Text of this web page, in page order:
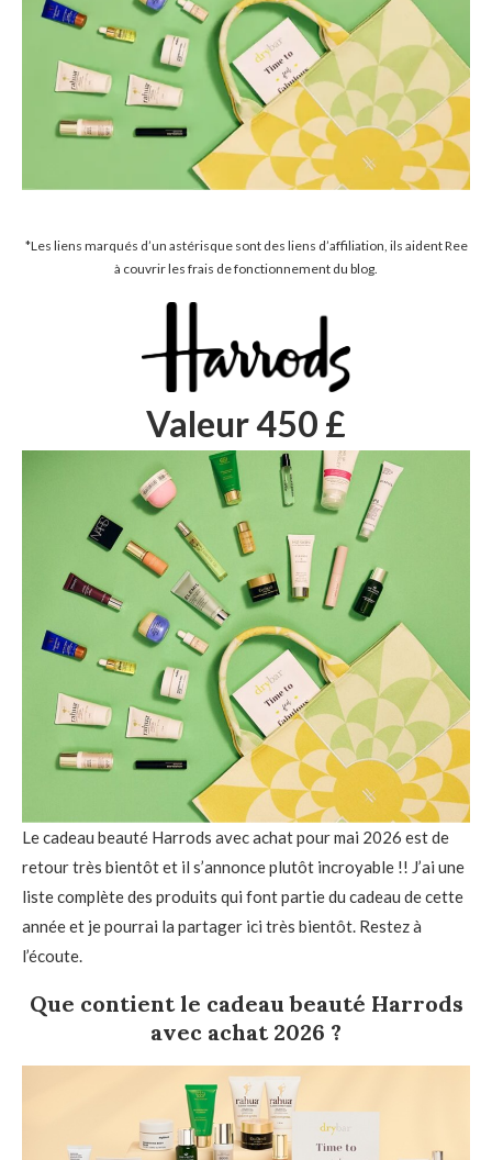
*Les liens marqués d’un astérisque sont des liens d’affiliation, ils aident Ree
à couvrir les frais de fonctionnement du blog.
Valeur 450 £
Le cadeau beauté Harrods avec achat pour mai 2026 est de
retour très bientôt et il s’annonce plutôt incroyable !! J’ai une
liste complète des produits qui font partie du cadeau de cette
année et je pourrai la partager ici très bientôt. Restez à
l’écoute.
Que contient le cadeau beauté Harrods
avec achat 2026 ?